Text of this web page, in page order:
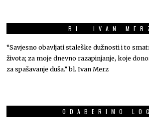
BL. IVAN
“Savjesno obavljati staleške dužnosti i to
života; za moje dnevno razapinjanje, koje
za spašavanje duša.” bl. Ivan Merz
ODABERIMO